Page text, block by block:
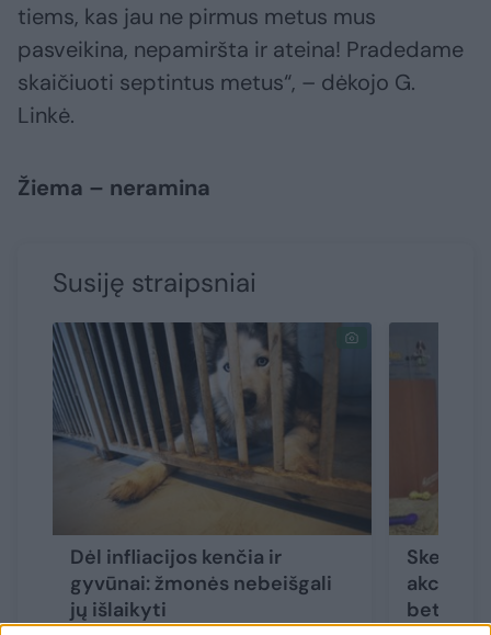
tiems, kas jau ne pirmus metus mus
pasveikina, nepamiršta ir ateina! Pradedame
skaičiuoti septintus metus“, – dėkojo G.
Linkė.
Žiema – neramina
Susiję straipsniai
Dėl infliacijos kenčia ir
gyvūnai: žmonės nebeišgali
jų išlaikyti
Skelbia
akciją –
bet